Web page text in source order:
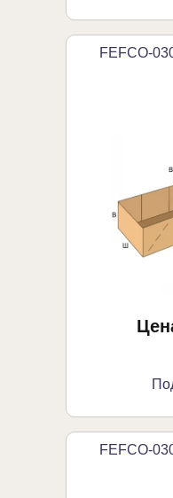
FEFCO-
FEFCO-